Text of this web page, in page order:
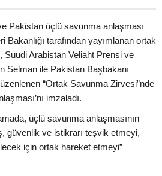
Pakistan üçlü savunma anlaşması
Bakanlığı tarafından yayımlanan ortak
Suudi Arabistan Veliaht Prensi ve
Selman ile Pakistan Başbakanı
“Ortak Savunma Zirvesi”nde
imzaladı.
üçlü savunma anlaşmasının
güvenlik ve istikrarı teşvik etmeyi,
için ortak hareket etmeyi”